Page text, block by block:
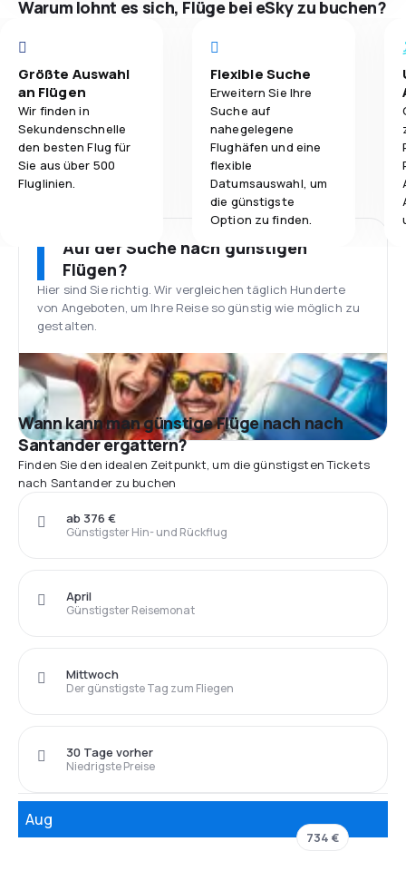
Warum lohnt es sich, Flüge bei eSky zu buchen?
Größte Auswahl
an Flügen
Wir finden in
Sekundenschnelle
den besten Flug für
Sie aus über 500
Fluglinien.
Flexible Suche
Erweitern Sie Ihre
Suche auf
nahegelegene
Flughäfen und eine
flexible
Datumsauswahl, um
die günstigste
Option zu finden.
Auf der Suche nach günstigen
Flügen?
Hier sind Sie richtig. Wir vergleichen täglich Hunderte
von Angeboten, um Ihre Reise so günstig wie möglich zu
gestalten.
Wann kann man günstige Flüge nach nach
Santander ergattern?
Finden Sie den idealen Zeitpunkt, um die günstigsten Tickets
nach Santander zu buchen
Günstigster Hin- und Rückflug
ab 376 €
Günstigster Reisemonat
April
Der günstigste Tag zum Fliegen
Mittwoch
Niedrigste Preise
30 Tage vorher
Aug
734 €